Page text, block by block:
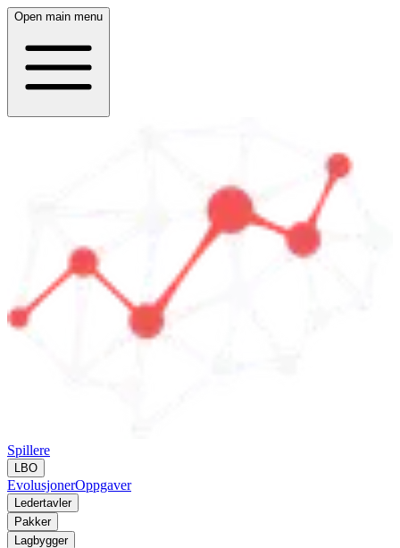
Open main menu
Spillere
LBO
EvolusjonerOppgaver
Ledertavler
Pakker
Lagbygger